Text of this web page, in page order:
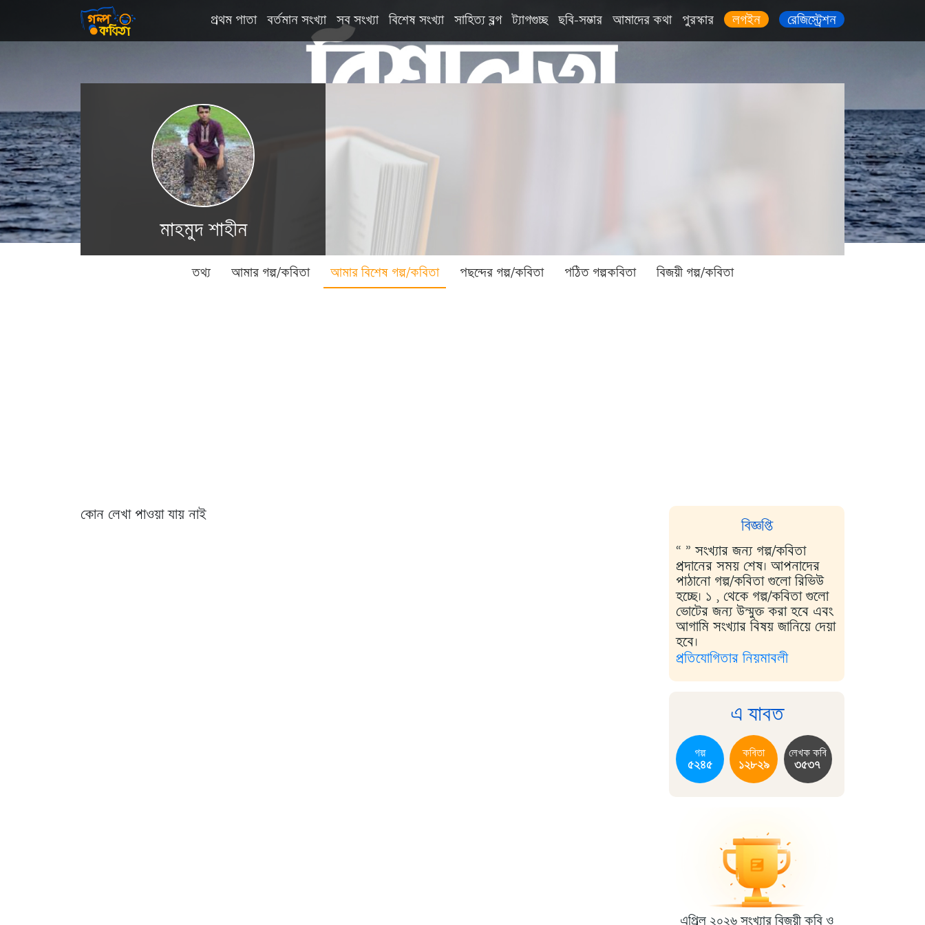
প্রথম পাতা বর্তমান সংখ্যা সব সংখ্যা বিশেষ সংখ্যা সাহিত্য ব্লগ ট্যাগগুচ্ছ ছবি-সম্ভার আমাদের কথা পুরস্কার লগইন রেজিস্ট্রেশন
মাহমুদ শাহীন
তথ্য আমার গল্প/কবিতা আমার বিশেষ গল্প/কবিতা পছন্দের গল্প/কবিতা পঠিত গল্পকবিতা বিজয়ী গল্প/কবিতা
কোন লেখা পাওয়া যায় নাই
বিজ্ঞপ্তি
“ ” সংখ্যার জন্য গল্প/কবিতা
প্রদানের সময় শেষ। আপনাদের
পাঠানো গল্প/কবিতা গুলো রিভিউ
হচ্ছে। ১ , থেকে গল্প/কবিতা গুলো
ভোটের জন্য উন্মুক্ত করা হবে এবং
আগামি সংখ্যার বিষয় জানিয়ে দেয়া
হবে।
প্রতিযোগিতার নিয়মাবলী
এ যাবত
গল্প
৫২৪৫
কবিতা
১২৮২৯
লেখক কবি
৩৫৩৭
এপ্রিল ২০২৬ সংখ্যার বিজয়ী কবি ও